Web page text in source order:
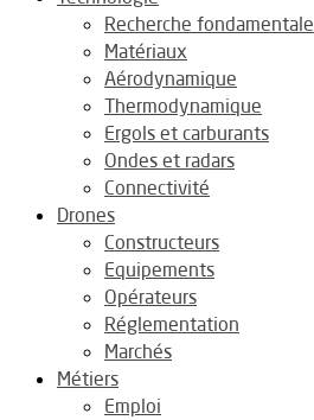
Recherche fondamentale
Matériaux
Aérodynamique
Thermodynamique
Ergols et carburants
Ondes et radars
Connectivité
Drones
Constructeurs
Equipements
Opérateurs
Réglementation
Marchés
Métiers
Emploi